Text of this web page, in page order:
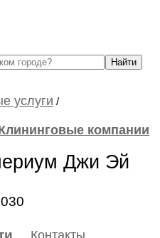
услуги /
компании
Джи Эй
Контакты